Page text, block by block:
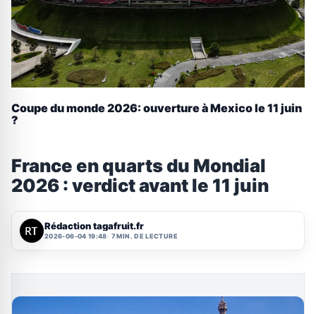
Coupe du monde 2026: ouverture à Mexico le 11 juin
?
France en quarts du Mondial
2026 : verdict avant le 11 juin
Rédaction tagafruit.fr
2026-06-04 19:48 7 MIN. DE LECTURE